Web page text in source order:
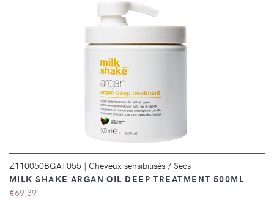
Z110050BGAT055 | Cheveux sensibilisés / Secs
MILK SHAKE ARGAN OIL DEEP TREATMENT 500ML
€69,39